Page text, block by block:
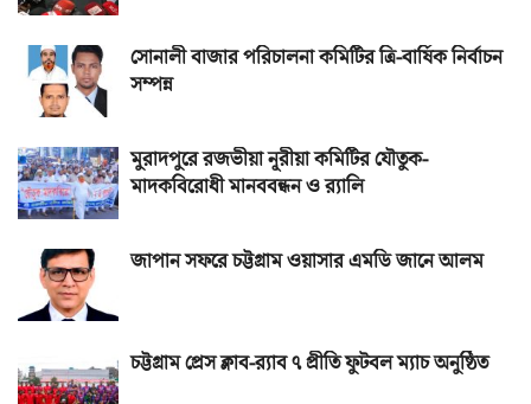
সোনালী বাজার পরিচালনা কমিটির ত্রি-বার্ষিক নির্বাচন
সম্পন্ন
মুরাদপুরে রজভীয়া নূরীয়া কমিটির যৌতুক-
মাদকবিরোধী মানববন্ধন ও র‌্যালি
জাপান সফরে চট্টগ্রাম ওয়াসার এমডি জানে আলম
চট্টগ্রাম প্রেস ক্লাব-র‌্যাব ৭ প্রীতি ফুটবল ম্যাচ অনুষ্ঠিত